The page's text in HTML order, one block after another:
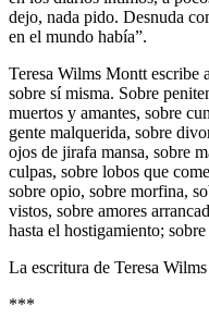
dejo, nada pido. Desnuda
en el mundo había”.
Teresa Wilms Montt escribe
sobre sí misma. Sobre
muertos y amantes, sobre
gente malquerida, sobre
ojos de jirafa mansa, sobre
culpas, sobre lobos que
sobre opio, sobre morfina,
vistos, sobre amores
hasta el hostigamiento;
La escritura de Teresa
***